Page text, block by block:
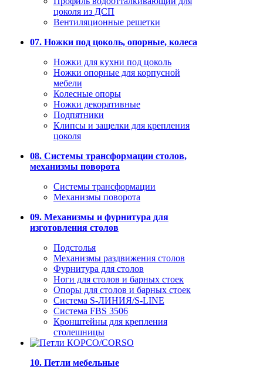
цоколя из ДСП
Вентиляционные решетки
07. Ножки под цоколь, опорные, колеса
Ножки для кухни под цоколь
Ножки опорные для корпусной
мебели
Колесные опоры
Ножки декоративные
Подпятники
Клипсы и защелки для крепления
цоколя
08. Системы трансформации столов,
механизмы поворота
Системы трансформации
Механизмы поворота
09. Механизмы и фурнитура для
изготовления столов
Подстолья
Механизмы раздвижения столов
Фурнитура для столов
Ноги для столов и барных стоек
Опоры для столов и барных стоек
Система S-ЛИНИЯ/S-LINE
Система FBS 3506
Кронштейны для крепления
столешницы
10. Петли мебельные